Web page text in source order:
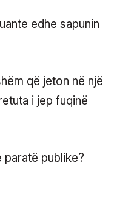
që jeton në një
i jep fuqinë
paratë publike?